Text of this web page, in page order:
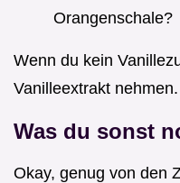
Orangenschale?
Wenn du kein
Vanilleextrakt nehmen.
Was du sonst
Okay, genug von den